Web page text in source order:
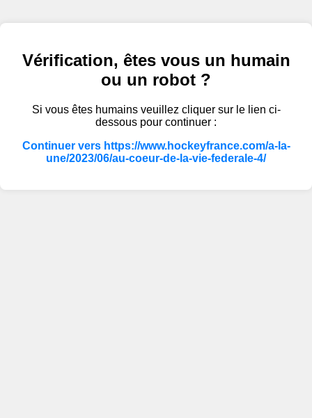
Vérification, êtes vous un humain
ou un robot ?
Si vous êtes humains veuillez cliquer sur le lien ci-
dessous pour continuer :
Continuer vers https://www.hockeyfrance.com/a-la-
une/2023/06/au-coeur-de-la-vie-federale-4/